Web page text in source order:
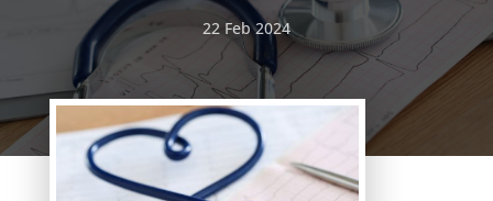
22 Feb 2024